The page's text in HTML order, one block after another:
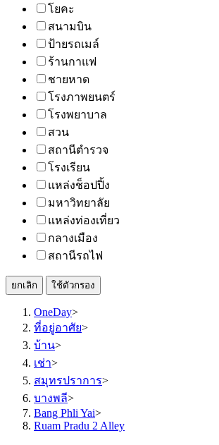
โยคะ
สนามบิน
ป้ายรถเมล์
ร้านกาแฟ
ชายหาด
โรงภาพยนตร์
โรงพยาบาล
สวน
สถานีตำรวจ
โรงเรียน
แหล่งช็อปปิ้ง
มหาวิทยาลัย
แหล่งท่องเที่ยว
กลางเมือง
สถานีรถไฟ
ยกเลิก ใช้ตัวกรอง
OneDay>
ที่อยู่อาศัย>
บ้าน>
เช่า>
สมุทรปราการ>
บางพลี>
Bang Phli Yai>
Ruam Pradu 2 Alley